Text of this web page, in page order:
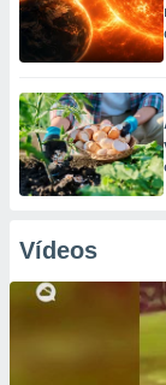
Vídeos